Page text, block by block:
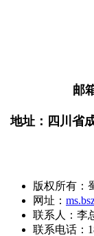
邮
地址：四川省
版权所有：
网址：
联系人：李
联系电话：